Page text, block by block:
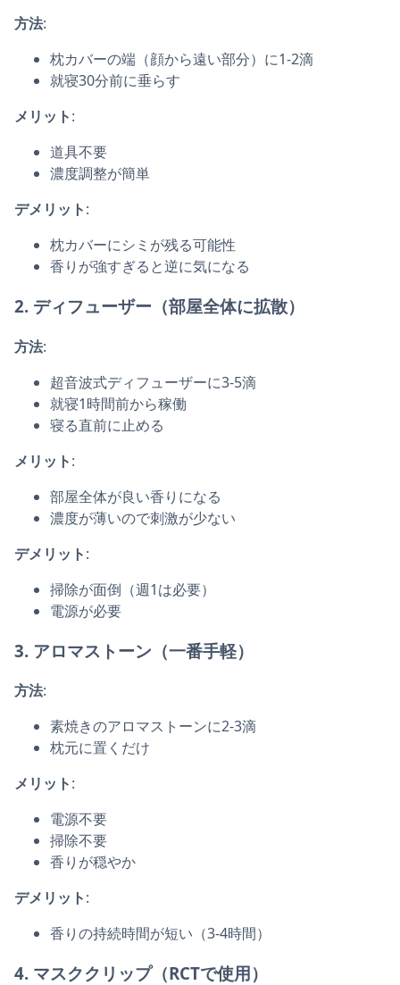
方法:
枕カバーの端（顔から遠い部分）に1-2滴
就寝30分前に垂らす
メリット:
道具不要
濃度調整が簡単
デメリット:
枕カバーにシミが残る可能性
香りが強すぎると逆に気になる
2. ディフューザー （部屋全体に拡散）
方法:
超音波式ディフューザーに3-5滴
就寝1時間前から稼働
寝る直前に止める
メリット:
部屋全体が良い香りになる
濃度が薄いので刺激が少ない
デメリット:
掃除が面倒（週1は必要）
電源が必要
3. アロマストーン （一番手軽）
方法:
素焼きのアロマストーンに2-3滴
枕元に置くだけ
メリット:
電源不要
掃除不要
香りが穏やか
デメリット:
香りの持続時間が短い（3-4時間）
4. マスククリップ（RCTで使用）